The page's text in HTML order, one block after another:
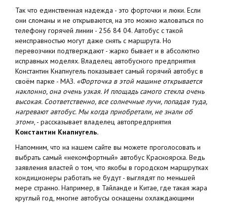
Так что единственная надежда - это форточки и люки. Если
они сломаны и не открываются, на это можно жаловаться по
телефону горячей линии - 256 84 04. Автобус с такой
неисправностью могут даже снять с маршрута. Но
перевозчики подтверждают - жарко бывает и в абсолютно
исправных моделях. Владелец автобусного предприятия
Константин Кнапнугель показывает самый горячий автобус в
своём парке - МАЗ. «Форточка в этой машине открывается
наклонно, она очень узкая. И площадь самого стекла очень
высокая. Соответственно, все солнечные лучи, попадая туда,
нагревают автобус. Мы когда приобретали, не знали об
этом», - рассказывает владелец автопредприятия
Константин Кнапнугель.
Напомним, что на нашем сайте вы можете проголосовать и
выбрать самый «некомфортный» автобус Красноярска. Ведь
заявления властей о том, что якобы в городском маршрутках
кондиционеры работать не будут - выглядят по меньшей
мере странно. Например, в Тайланде и Китае, где такая жара
круглый год, многие автобусы оснащены охлаждающими